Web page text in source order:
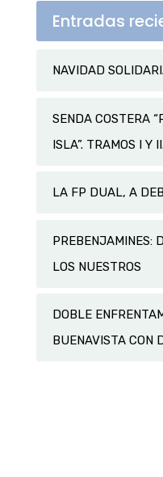
Entradas
NAVIDAD
SENDA COSTERA
ISLA”. TRAMOS I Y
LA FP DUAL, A
PREBENJAMINES:
LOS NUESTROS
DOBLE
BUENAVISTA CON